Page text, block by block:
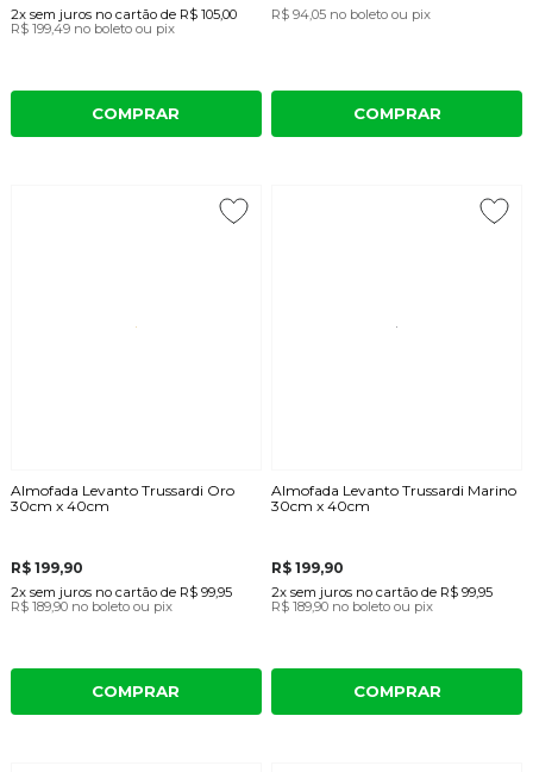
2x sem juros no cartãode R$ 105,00
R$ 199,49 no boleto ou pix
COMPRAR
R$ 94,05 no boleto ou pix
COMPRAR
Almofada Levanto Trussardi Oro
30cm x 40cm
R$ 199,90
2x sem juros no cartãode R$ 99,95
R$ 189,90 no boleto ou pix
COMPRAR
Almofada Levanto Trussardi Marino
30cm x 40cm
R$ 199,90
2x sem juros no cartão de R$ 99,95
R$ 189,90 no boleto ou pix
COMPRAR